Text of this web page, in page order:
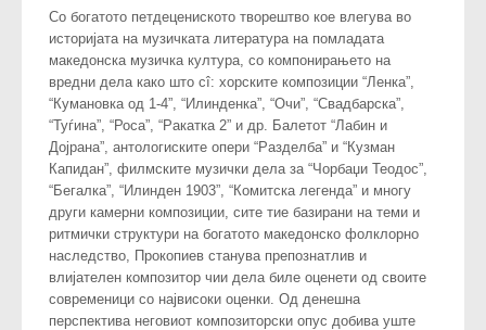
Со богатото петдецениското творештво кое влегува во
историјата на музичката литература на помладата
македонска музичка култура, со компонирањето на
вредни дела како што сî: хорските композиции “Ленка”,
“Кумановка од 1-4”, “Илинденка”, “Очи”, “Свадбарска”,
“Туѓина”, “Роса”, “Ракатка 2” и др. Балетот “Лабин и
Дојрана”, антологиските опери “Разделба” и “Кузман
Капидан”, филмските музички дела за “Чорбаџи Теодос”,
“Бегалка”, “Илинден 1903”, “Комитска легенда” и многу
други камерни композиции, сите тие базирани на теми и
ритмички структури на богатото македонско фолклорно
наследство, Прокопиев станува препознатлив и
влијателен композитор чии дела биле оценети од своите
современици со највисоки оценки. Од денешна
перспектива неговиот композиторски опус добива уште